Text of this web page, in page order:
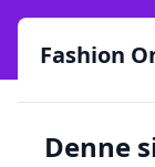
Fashion Online -
online siden 2017
Lynhurtig
Fashion
Denne